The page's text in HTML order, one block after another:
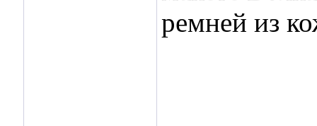
ремней из